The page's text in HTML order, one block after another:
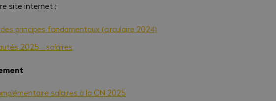
site internet :
principes fondamentaux (circulaire 2024)
2025_salaires
salaires à la CN 2025